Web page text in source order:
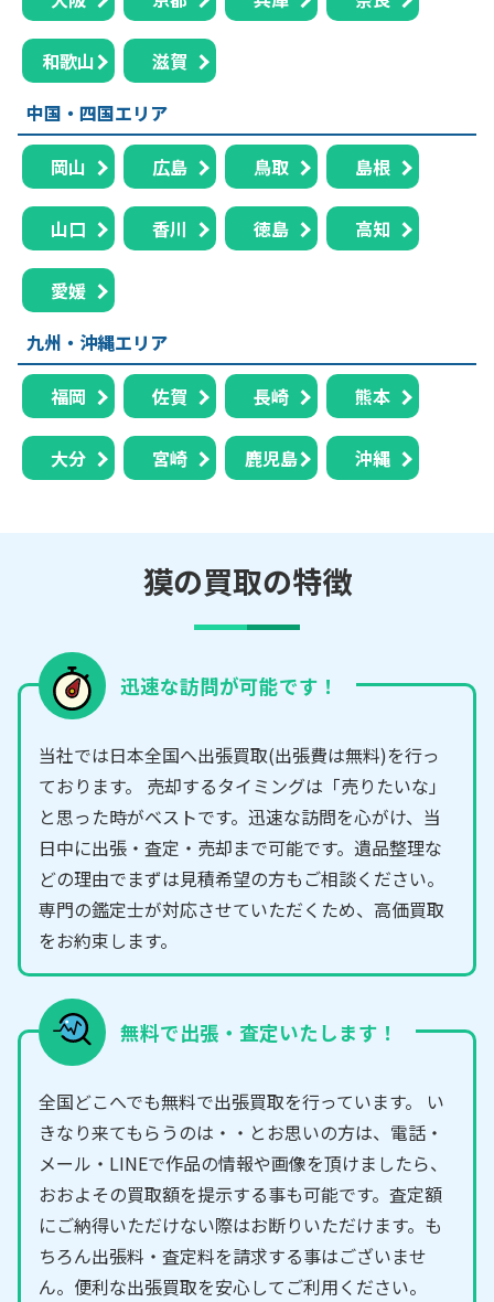
和歌山
滋賀
中国・四国エリア
岡山 広島 鳥取 島根
山口 香川 徳島 高知
愛媛
九州・沖縄エリア
福岡 佐賀 長崎 熊本
大分 宮崎 鹿児島 沖縄
獏の買取の特徴
迅速な訪問が可能です！
当社では日本全国へ出張買取(出張費は無料)を行っ
ております。 売却するタイミングは「売りたいな」
と思った時がベストです。迅速な訪問を心がけ、当
日中に出張・査定・売却まで可能です。遺品整理な
どの理由でまずは見積希望の方もご相談ください。
専門の鑑定士が対応させていただくため、高価買取
をお約束します。
無料で出張・査定いたします！
全国どこへでも無料で出張買取を行っています。 い
きなり来てもらうのは・・とお思いの方は、電話・
メール・LINEで作品の情報や画像を頂けましたら、
おおよその買取額を提示する事も可能です。査定額
にご納得いただけない際はお断りいただけます。も
ちろん出張料・査定料を請求する事はございませ
ん。便利な出張買取を安心してご利用ください。